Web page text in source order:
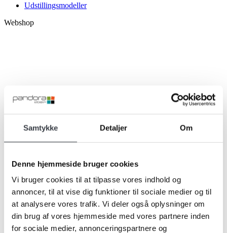
Samtykke Detaljer Om
Denne hjemmeside bruger cookies
Vi bruger cookies til at tilpasse vores indhold og
annoncer, til at vise dig funktioner til sociale medier og til
at analysere vores trafik. Vi deler også oplysninger om
din brug af vores hjemmeside med vores partnere inden
for sociale medier, annonceringspartnere og
Udstillingsmodeller
Webshop